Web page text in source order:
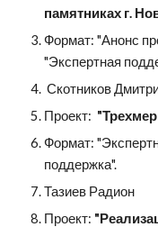
памятниках г.
Формат: "Анонс
"Экспертная
Скотников
Проект:
Формат:
поддержка".
Тазиев Радион
Проект: